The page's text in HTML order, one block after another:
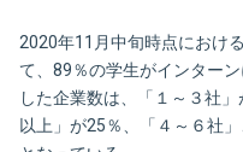
2020年11月中旬時点におけ
て、89％の学生がインター
した企業数は、「１～３社
以上」が25％、「４～６社